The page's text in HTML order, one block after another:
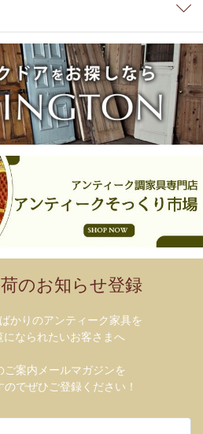
のお知らせ登録
かりのアンティーク家具を
になられたいお客さまへ
ご案内メールマガジンを
でぜひご登録ください！